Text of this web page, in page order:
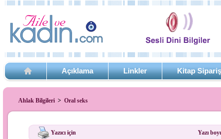
Açıklama Linkler Kitap
Ahlak Bilgileri > Oral seks
Yazıcı için Yazı